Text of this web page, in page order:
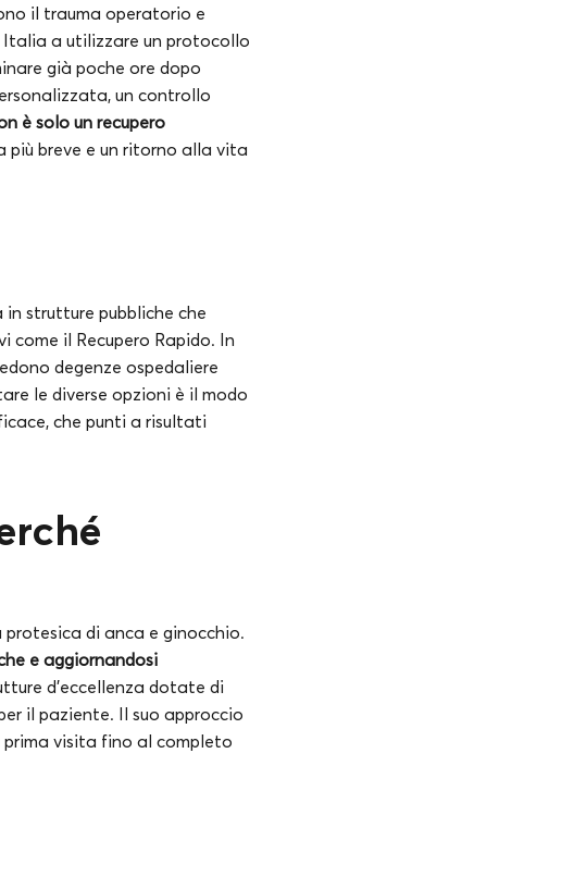
il trauma operatorio e
Italia a utilizzare un protocollo
già poche ore dopo
un controllo
è solo un recupero
più breve e un ritorno alla vita
strutture pubbliche che
il Recupero Rapido. In
degenze ospedaliere
le diverse opzioni è il modo
che punti a risultati
di anca e ginocchio.
e aggiornandosi
d’eccellenza dotate di
il paziente. Il suo approccio
visita fino al completo